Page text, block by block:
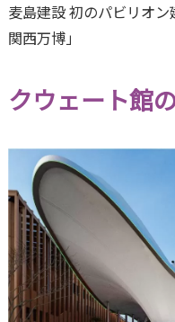
麦島建設 初のパビリオン
関西万博」
クウェート館